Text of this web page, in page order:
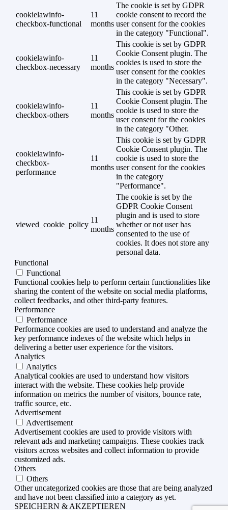
cookielawinfo-
checkbox-functional
11
months
The cookie is set by GDPR
cookie consent to record the
user consent for the cookies
in the category "Functional".
cookielawinfo-
checkbox-necessary
11
months
This cookie is set by GDPR
Cookie Consent plugin. The
cookies is used to store the
user consent for the cookies
in the category "Necessary".
cookielawinfo-
checkbox-others
11
months
This cookie is set by GDPR
Cookie Consent plugin. The
cookie is used to store the
user consent for the cookies
in the category "Other.
cookielawinfo-
checkbox-
performance
11
months
This cookie is set by GDPR
Cookie Consent plugin. The
cookie is used to store the
user consent for the cookies
in the category
"Performance".
viewed_cookie_policy
11
months
The cookie is set by the
GDPR Cookie Consent
plugin and is used to store
whether or not user has
consented to the use of
cookies. It does not store any
personal data.
Functional
Functional
Functional cookies help to perform certain functionalities like
sharing the content of the website on social media platforms,
collect feedbacks, and other third-party features.
Performance
Performance
Performance cookies are used to understand and analyze the
key performance indexes of the website which helps in
delivering a better user experience for the visitors.
Analytics
Analytics
Analytical cookies are used to understand how visitors
interact with the website. These cookies help provide
information on metrics the number of visitors, bounce rate,
traffic source, etc.
Advertisement
Advertisement
Advertisement cookies are used to provide visitors with
relevant ads and marketing campaigns. These cookies track
visitors across websites and collect information to provide
customized ads.
Others
Others
Other uncategorized cookies are those that are being analyzed
and have not been classified into a category as yet.
SPEICHERN & AKZEPTIEREN